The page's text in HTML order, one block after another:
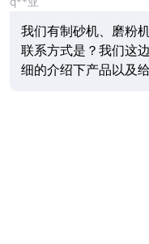
我们有制砂机、磨粉
联系方式是？我们这
细的介绍下产品以及